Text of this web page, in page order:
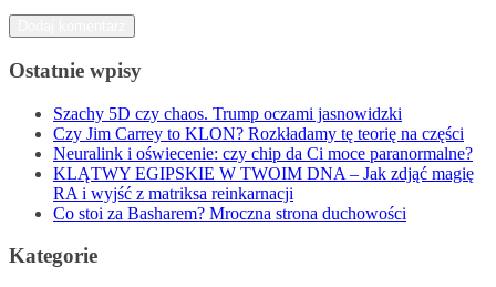
Ostatnie wpisy
Szachy 5D czy chaos. Trump oczami jasnowidzki
Czy Jim Carrey to KLON? Rozkładamy tę teorię na części
Neuralink i oświecenie: czy chip da Ci moce paranormalne?
KLĄTWY EGIPSKIE W TWOIM DNA – Jak zdjąć magię
RA i wyjść z matriksa reinkarnacji
Co stoi za Basharem? Mroczna strona duchowości
Kategorie